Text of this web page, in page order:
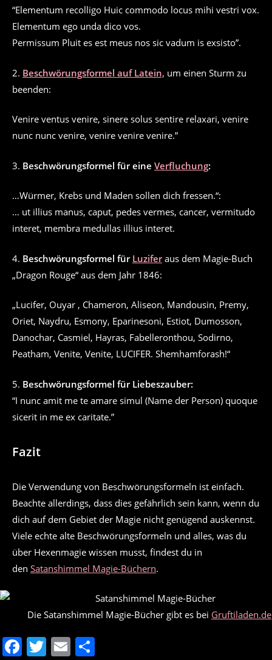
“Elementum recolligo Huic commodo locus mihi vestri vox.
Elementum ego unda dico vos.
Permissum Pluit es est meus nos sic vadum is exsisto”.
2. Beschwörungsformel auf Latein, um einen Sturm zu
beenden:
Venire ventus venire, sinere solus sentire relaxari, venire
nunc nunc venire, venire venire venire.”
3. Beschwörungsformel für eine Verfluchung:
…Würmer, Krebs und Maden sollen dich fressen.“:
… ut illius manus, caput, pedes vermes, cancer, vermitudo
interet, membra medullas illius interet.
4. Beschwörungsformel für Luzifer aus dem Magie-Buch
„Dragon Rouge“ aus dem Jahr 1846:
„Lucifer, Ouyar , Chameron, Aliseon, Mandousin, Premy,
Oriet, Naydru, Esmony, Eparinesoni, Estiot, Dumosson,
Danochar, Casmiel, Hayras, Fabelleronthou, Sodirno,
Peatham, Venite, Venite, LUCIFER. Shemhamforash!“
5. Beschwörungsformel für Liebeszauber:
“I nunc amit me te amare simul (Name der Person) quoque
sicerit in me ex caritate.”
Fazit
Die Verwendung von Beschwörungsformeln ist einfach.
Beachte allerdings, dass dies gefährlich sein kann, wenn du
dich auf dem Gebiet der Magie nicht genügend auskennst.
Viele echte alte Beschwörungsformeln und alles, was du
über Hexenmagie wissen musst, findest du in
den Satanshimmel Magie-Büchern.
Die Satanshimmel Magie-Bücher gibt es bei Gruftiladen.de
F T E